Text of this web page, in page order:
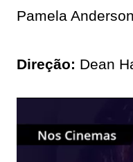
Pamela
Direção: Dean